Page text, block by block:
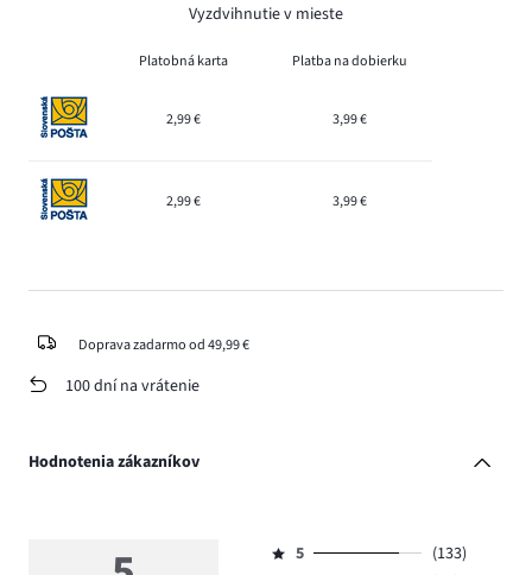
Vyzdvihnutie v mieste
Platobná karta Platba na dobierku
2,99 € 3,99 €
2,99 € 3,99 €
Doprava zadarmo od 49,99 €
100 dní na vrátenie
Hodnotenia zákazníkov
Hodnotenie
5
(133)